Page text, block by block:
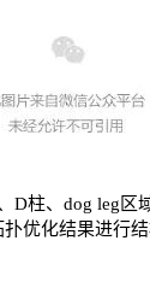
D柱、dog leg区
优化结果进行结